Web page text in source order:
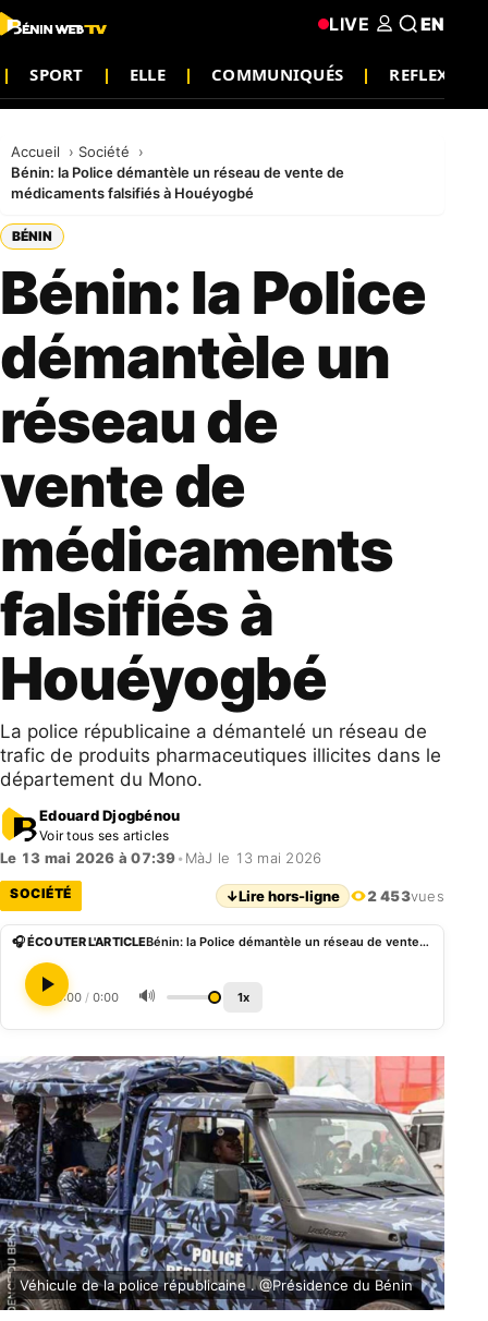
SPORT ELLE COMMUNIQUÉS REFLEXION
LIVE EN
Accueil
Société
Bénin: la Police démantèle un réseau de vente de
médicaments falsifiés à Houéyogbé
BÉNIN
Bénin: la Police
démantèle un
réseau de
vente de
médicaments
falsifiés à
Houéyogbé
La police républicaine a démantelé un réseau de
trafic de produits pharmaceutiques illicites dans le
département du Mono.
Edouard Djogbénou
Voir tous ses articles
Le 13 mai 2026 à 07:39• MàJ le 13 mai 2026
SOCIÉTÉ ↓Lire hors-ligne 2 453vues
🎧 ÉCOUTER L'ARTICLE Bénin: la Police démantèle un réseau de vente de médicaments falsifiés à Houéyogbé
0:00 / 0:00 🔊 1x
Véhicule de la police républicaine . @Présidence du Bénin